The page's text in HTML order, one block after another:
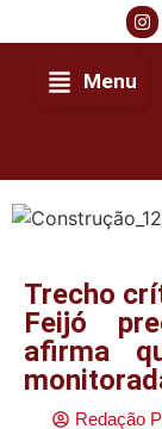
Menu
Trecho
Feijó
afirma
Redação